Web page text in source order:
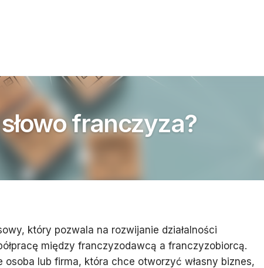
franczyza?
który pozwala na rozwijanie działalności
między franczyzodawcą a franczyzobiorcą.
lub firma, która chce otworzyć własny biznes,